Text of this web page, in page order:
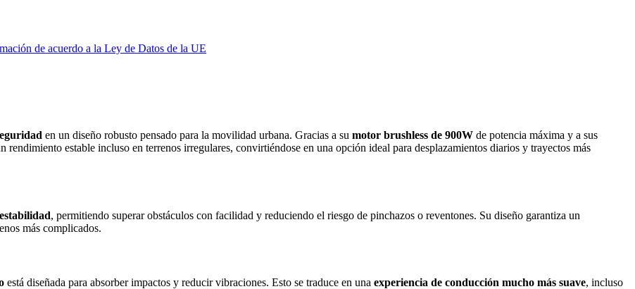
de acuerdo a la Ley de Datos de la UE
en un diseño robusto pensado para la movilidad urbana. Gracias a su motor brushless de 900W de potencia máxima y a sus
rendimiento estable incluso en terrenos irregulares, convirtiéndose en una opción ideal para desplazamientos diarios y trayectos más
, permitiendo superar obstáculos con facilidad y reduciendo el riesgo de pinchazos o reventones. Su diseño garantiza un
más complicados.
está diseñada para absorber impactos y reducir vibraciones. Esto se traduce en una experiencia de conducción mucho más suave, incluso